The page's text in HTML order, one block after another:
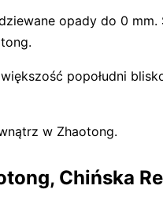
opady do 0
popołudni
w Zhaotong.
Chińska